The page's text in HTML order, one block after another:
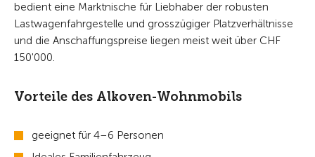
bedient eine Marktnische für Liebhaber der robusten
Lastwagenfahrgestelle und grosszügiger Platzverhältnisse
und die Anschaffungspreise liegen meist weit über CHF
150'000.
Vorteile des Alkoven-Wohnmobils
geeignet für 4–6 Personen